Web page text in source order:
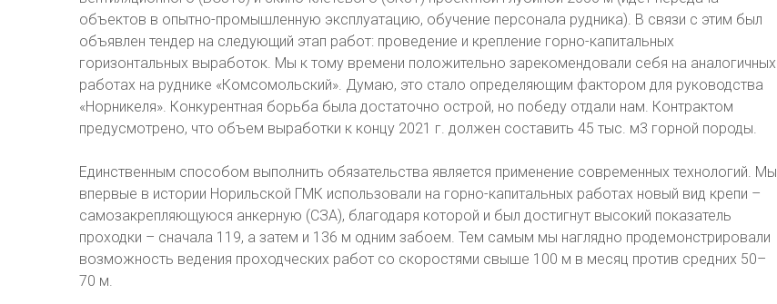
объектов в опытно-промышленную эксплуатацию, обучение персонала рудника). В связи с этим был
объявлен тендер на следующий этап работ: проведение и крепление горно-капитальных
горизонтальных выработок. Мы к тому времени положительно зарекомендовали себя на аналогичных
работах на руднике «Комсомольский». Думаю, это стало определяющим фактором для руководства
«Норникеля». Конкурентная борьба была достаточно острой, но победу отдали нам. Контрактом
предусмотрено, что объем выработки к концу 2021 г. должен составить 45 тыс. м3 горной породы.
Единственным способом выполнить обязательства является применение современных технологий. Мы
впервые в истории Норильской ГМК использовали на горно-капитальных работах новый вид крепи –
самозакрепляющуюся анкерную (СЗА), благодаря которой и был достигнут высокий показатель
проходки – сначала 119, а затем и 136 м одним забоем. Тем самым мы наглядно продемонстрировали
возможность ведения проходческих работ со скоростями свыше 100 м в месяц против средних 50–
70 м.